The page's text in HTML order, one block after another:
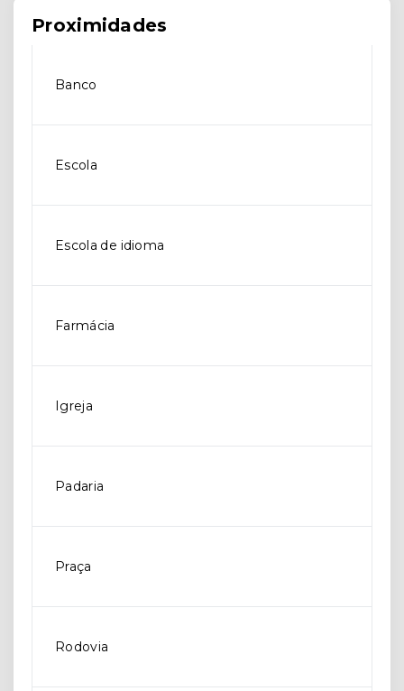
Proximidades
Banco
Escola
Escola de idioma
Farmácia
Igreja
Padaria
Praça
Rodovia